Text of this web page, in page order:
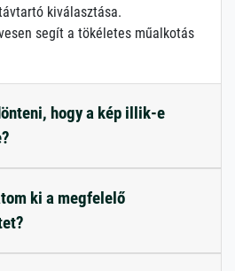
kiválasztása.
segít a tökéletes műalkotás
hogy a kép illik-e
ki a megfelelő